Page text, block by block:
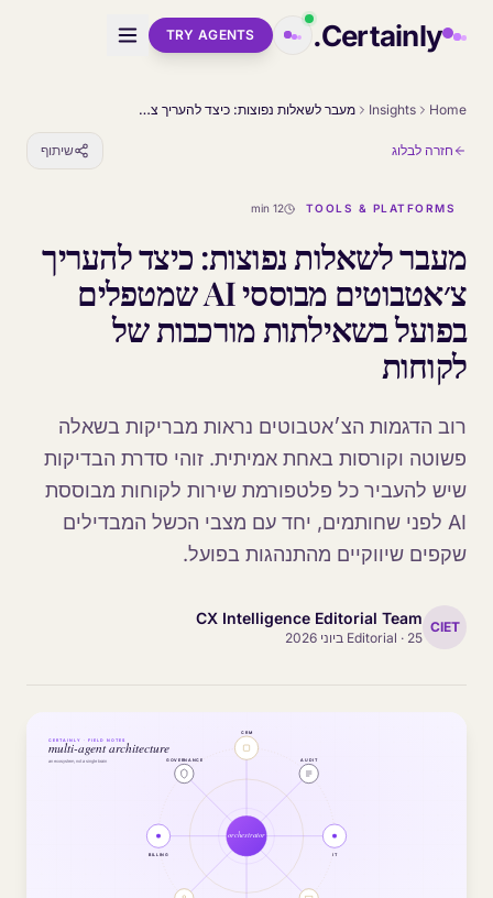
Certainly.
TRY AGENTS
Home
Insights מעבר לשאלות נפוצות: כיצד להעריך צ׳אטבוטים מבוססי AI שמטפלים בפועל בשאילתות מורכבות של לקוחות
חזרה לבלוג שיתוף
TOOLS & PLATFORMS
12 min
מעבר לשאלות נפוצות: כיצד להעריך
צ׳אטבוטים מבוססי AI שמטפלים
בפועל בשאילתות מורכבות של
לקוחות
רוב הדגמות הצ׳אטבוטים נראות מבריקות בשאלה
פשוטה וקורסות באחת אמיתית. זוהי סדרת הבדיקות
שיש להעביר כל פלטפורמת שירות לקוחות מבוססת
AI לפני שחותמים, יחד עם מצבי הכשל המבדילים
שקפים שיווקיים מהתנהגות בפועל.
CIET
CX Intelligence Editorial Team
Editorial · 25 ביוני 2026